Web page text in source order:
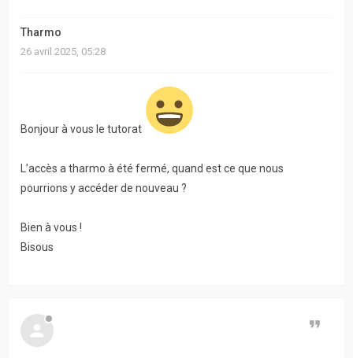
RACCOURCIS
L’équipe
Tharmo
26 avril 2025, 05:28
Bonjour à vous le tutorat
L’accès a tharmo à été fermé, quand est ce que nous
pourrions y accéder de nouveau ?
Bien à vous !
Bisous
Citer